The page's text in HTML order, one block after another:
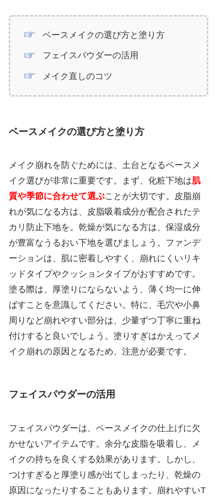
ベースメイクの選び方と塗り方
フェイスパウダーの活用
メイク直しのコツ
ベースメイクの選び方と塗り方
メイク崩れを防ぐためには、土台となるベースメ
イク選びが非常に重要です。まず、化粧下地は肌
質や季節に合わせて選ぶことが大切です。皮脂崩
れが気になる方は、皮脂吸着成分が配合されたテ
カリ防止下地を。乾燥が気になる方は、保湿成分
が豊富なうるおい下地を選びましょう。ファンデ
ーションは、肌に密着しやすく、崩れにくいリキ
ッドタイプやクッションタイプがおすすめです。
塗る際は、厚塗りにならないよう、薄く均一に伸
ばすことを意識してください。特に、毛穴や小鼻
周りなど崩れやすい部分は、少量ずつ丁寧に重ね
付けすると良いでしょう。塗りすぎはかえってメ
イク崩れの原因となるため、注意が必要です。
フェイスパウダーの活用
フェイスパウダーは、ベースメイクの仕上げに欠
かせないアイテムです。余分な皮脂を吸着し、メ
イクの持ちを良くする効果があります。しかし、
つけすぎると厚塗り感が出てしまったり、乾燥の
原因になったりすることもあります。崩れやすいT